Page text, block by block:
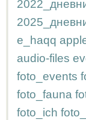
e_haqq
audio-files
foto_events
foto_fauna
foto_ich